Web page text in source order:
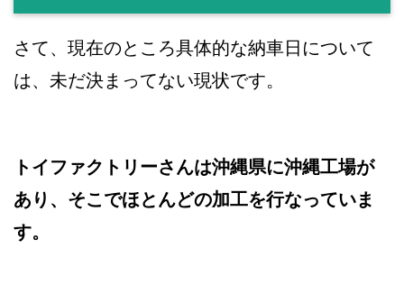
さて、現在のところ具体的な納車日について
は、未だ決まってない現状です。
トイファクトリーさんは沖縄県に沖縄工場が
あり、そこでほとんどの加工を行なっていま
す。